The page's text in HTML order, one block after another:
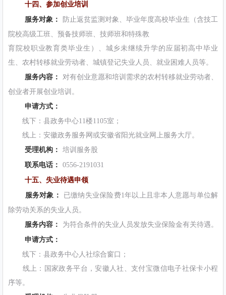
十四、参加创业培训
服务对象：
防止返贫监测对象、毕业年度高校毕业生（含技工
院校高级工班、预备技师班、技师班和特殊教
育院校职业教育类毕业生）、城乡未继续升学的应届初高中毕业
生、农村转移就业劳动者、城镇登记失业人员、就业困难人员等。
服务内容：
对有创业意愿和培训需求的农村转移就业劳动者、
创业者开展创业培训。
申请方式：
线下：县政务中心11楼1105室；
线上：安徽政务服务网或安徽省阳光就业网上服务大厅。
受理机构：
培训服务股
联系电话：
0556-2191031
十五、失业待遇申领
服务对象：
已缴纳失业保险费1年以上且非本人意愿与单位解
除劳动关系的失业人员。
服务内容：
为符合条件的失业人员发放失业保险金有关待遇。
申请方式：
线下：县政务中心人社综合窗口；
线上：国家政务平台，安徽人社、支付宝微信电子社保卡小程
序等。